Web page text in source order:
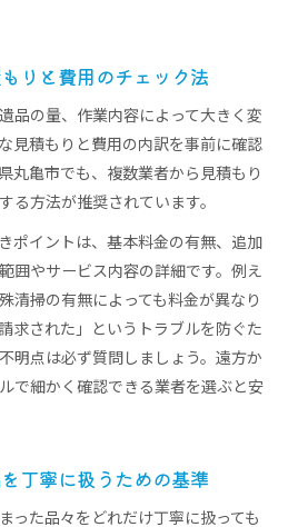
りと費用のチェック法
品の量、作業内容によって大きく変
見積もりと費用の内訳を事前に確認
丸亀市でも、複数業者から見積もり
る方法が推奨されています。
ポイントは、基本料金の有無、追加
囲やサービス内容の詳細です。例え
清掃の有無によっても料金が異なり
求された」というトラブルを防ぐた
明点は必ず質問しましょう。遠方か
で細かく確認できる業者を選ぶと安
丁寧に扱うための基準
った品々をどれだけ丁寧に扱っても